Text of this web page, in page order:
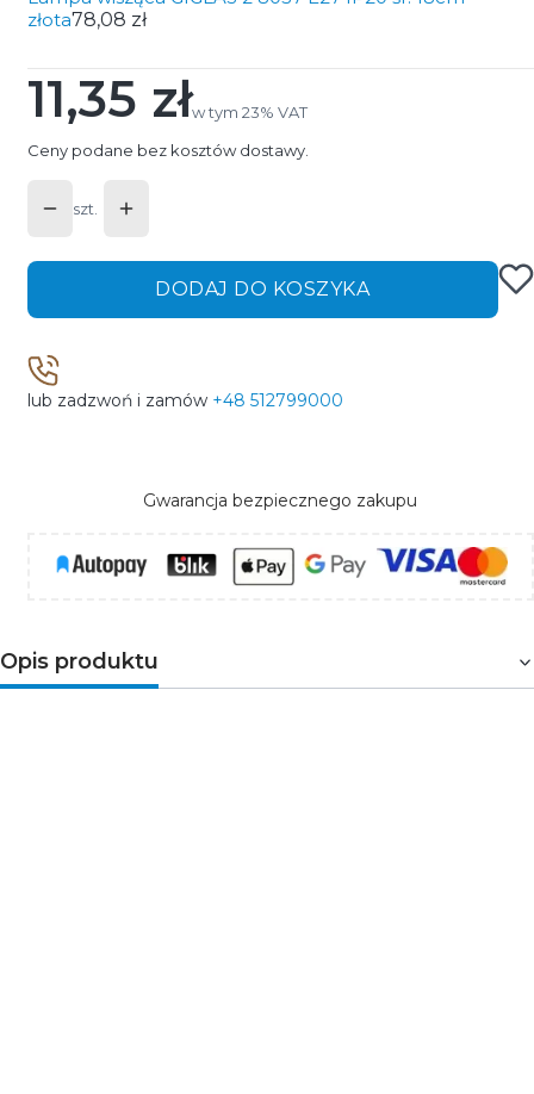
złota78,08 zł
11,35 złw tym 23% VAT
w tym 23% VAT
Ceny podane bez kosztów dostawy.
szt.
DODAJ DO KOSZYKA
lub zadzwoń i zamów +48 512799000
Gwarancja bezpiecznego zakupu
Opis produktu